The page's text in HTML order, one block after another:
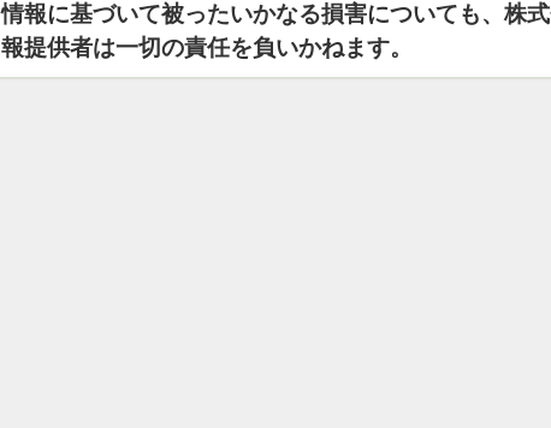
情報に基づいて被ったいかなる損害についても、株
報提供者は一切の責任を負いかねます。